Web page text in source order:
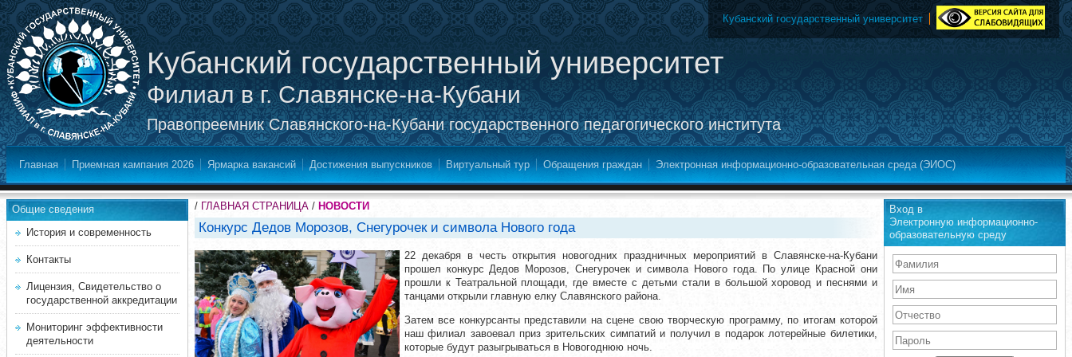
Кубанский государственный университет
Филиал в г. Славянске-на-Кубани
Правопреемник Славянского-на-Кубани государственного педагогического института
Кубанский государственный университет
Главная Приемная кампания 2026 Ярмарка вакансий Достижения выпускников Виртуальный тур Обращения граждан Электронная информационно-образовательная среда (ЭИОС)
Общие сведения
История и современность
Контакты
Лицензия, Свидетельство о
государственной аккредитации
Мониторинг эффективности
деятельности
/ ГЛАВНАЯ СТРАНИЦА / НОВОСТИ
Конкурс Дедов Морозов, Снегурочек и символа Нового года
22 декабря в честь открытия новогодних праздничных мероприятий в Славянске-на-Кубани
прошел конкурс Дедов Морозов, Снегурочек и символа Нового года. По улице Красной они
прошли к Театральной площади, где вместе с детьми стали в большой хоровод и песнями и
танцами открыли главную елку Славянского района.
Затем все конкурсанты представили на сцене свою творческую программу, по итогам которой
наш филиал завоевал приз зрительских симпатий и получил в подарок лотерейные билетики,
которые будут разыгрываться в Новогоднюю ночь.
Вход в
Электронную информационно-
образовательную среду